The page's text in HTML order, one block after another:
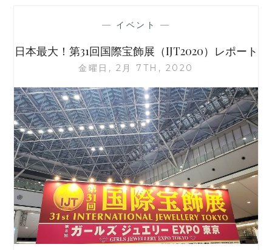
— イベント —
日本最大！第31回国際宝飾展（IJT2020）レポート
金曜日, 2月 7TH, 2020